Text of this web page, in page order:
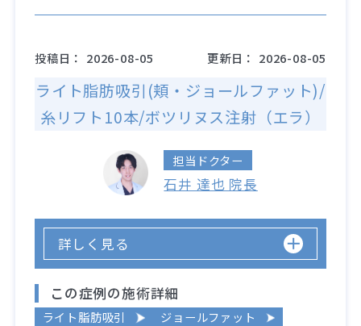
投稿日： 2026-08-05 更新日： 2026-08-05
ライト脂肪吸引(頬・ジョールファット)/
糸リフト10本/ボツリヌス注射（エラ）
担当ドクター
石井 達也 院長
詳しく見る
この症例の施術詳細
ライト脂肪吸引
ジョールファット